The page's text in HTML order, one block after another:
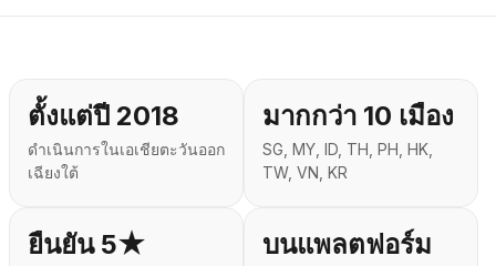
ตั้งแต่ปี 2018
ดำเนินการในเอเชียตะวันออก
เฉียงใต้
มากกว่า 10 เมือง
SG, MY, ID, TH, PH, HK,
TW, VN, KR
ยืนยัน 5★ บนแพลตฟอร์ม